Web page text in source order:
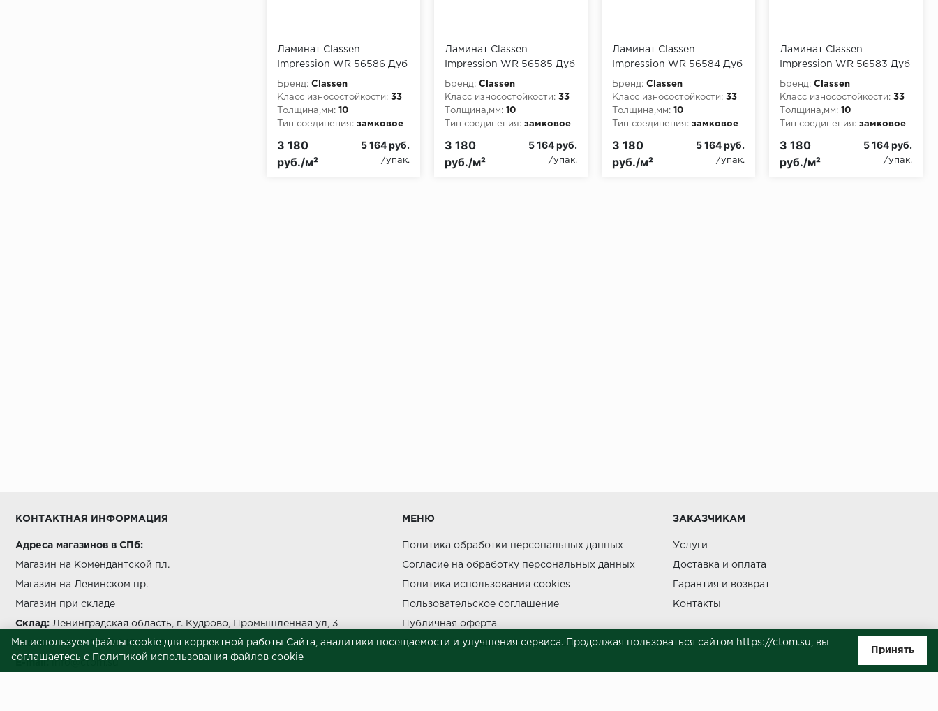
Ламинат Classen
Impression WR 56586 Дуб
Сантана
Бренд: Classen
Класс износостойкости: 33
Толщина,мм: 10
Тип соединения: замковое
3 180
руб./м²
5 164 руб.
/упак.
Ламинат Classen
Impression WR 56585 Дуб
Марбелла
Бренд: Classen
Класс износостойкости: 33
Толщина,мм: 10
Тип соединения: замковое
3 180
руб./м²
5 164 руб.
/упак.
Ламинат Classen
Impression WR 56584 Дуб
Гренада
Бренд: Classen
Класс износостойкости: 33
Толщина,мм: 10
Тип соединения: замковое
3 180
руб./м²
5 164 руб.
/упак.
Ламинат Classen
Impression WR 56583 Дуб
Бильбао
Бренд: Classen
Класс износостойкости: 33
Толщина,мм: 10
Тип соединения: замковое
3 180
руб./м²
5 164 руб.
/упак.
КОНТАКТНАЯ ИНФОРМАЦИЯ
Адреса магазинов в СПб:
Магазин на Комендантской пл.
Магазин на Ленинском пр.
Магазин при складе
Склад: Ленинградская область, г. Кудрово, Промышленная ул, 3
Звоните нам:+7 812 245 69 28
E-mail: info@ctom.su
МЕНЮ
Политика обработки персональных данных
Согласие на обработку персональных данных
Политика использования cookies
Пользовательское соглашение
Публичная оферта
Сведения о продавце (реквизиты)
ЗАКАЗЧИКАМ
Услуги
Доставка и оплата
Гарантия и возврат
Контакты
Мы используем файлы cookie для корректной работы Сайта, аналитики посещаемости и улучшения сервиса. Продолжая пользоваться сайтом https://ctom.su, вы
соглашаетесь с
Политикой использования файлов cookie
Принять